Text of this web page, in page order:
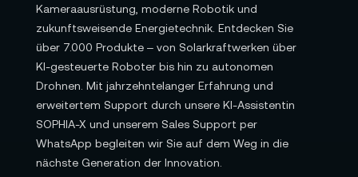
Kameraausrüstung, moderne Robotik und
zukunftsweisende Energietechnik. Entdecken Sie
über 7.000 Produkte – von Solarkraftwerken über
KI-gesteuerte Roboter bis hin zu autonomen
Drohnen. Mit jahrzehntelanger Erfahrung und
erweitertem Support durch unsere KI-Assistentin
SOPHIA-X und unserem Sales Support per
WhatsApp begleiten wir Sie auf dem Weg in die
nächste Generation der Innovation.